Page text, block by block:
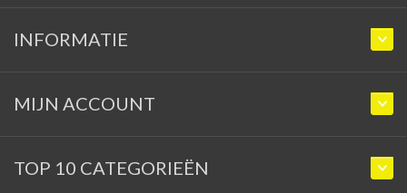
INFORMATIE
MIJN ACCOUNT
TOP 10 CATEGORIEËN